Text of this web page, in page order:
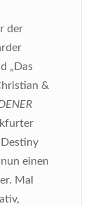
der
„Das
&
einen
Mal